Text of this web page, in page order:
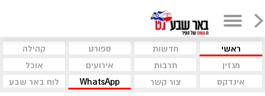
ראשי חדשות ספורט
קהילה
מגזין
תרבות אירועים
אוכל
אינדקס
צור קשר WhatsApp לוח באר שבע